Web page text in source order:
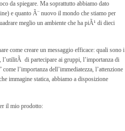
da spiegare. Ma soprattutto abbiamo dato
e quanto Ã¨ nuovo il mondo che stiamo per
meglio un ambiente che ha piÃ¹ di dieci
come creare un messaggio efficace: quali sono i
l’utilitÃ di partecipare ai gruppi, l’importanza di
l’importanza dell’immediatezza, l’attenzione
immagine statica, abbiamo a disposizione
il mio prodotto: